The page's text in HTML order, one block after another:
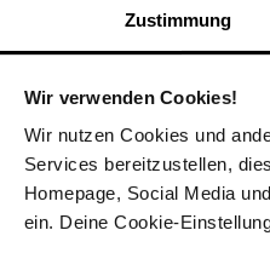
Zustimmung
Wir verwenden Cookies!
Wir nutzen Cookies und
Services bereitzustellen,
Homepage, Social Media
ein. Deine Cookie-
Polyester